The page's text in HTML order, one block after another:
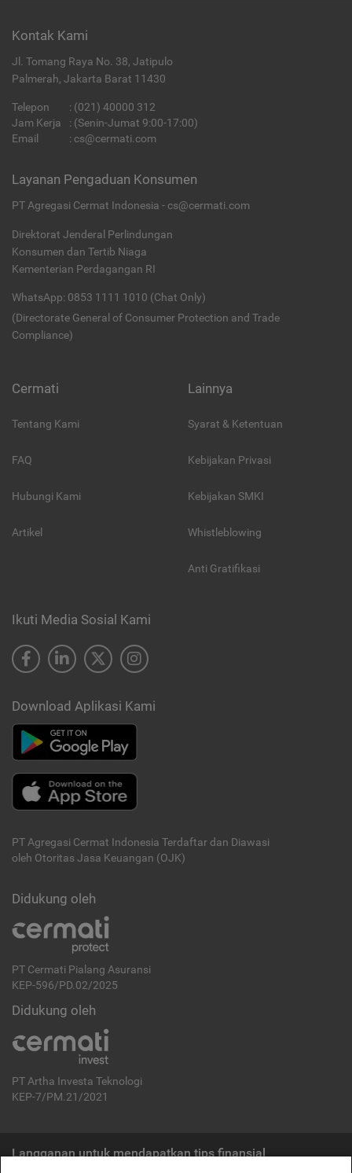
Kontak Kami
Jl. Tomang Raya No. 38, Jatipulo
Palmerah, Jakarta Barat 11430
Telepon : (021) 40000 312
Jam Kerja
: (Senin-Jumat 9:00-17:00)
Email
: cs@cermati.com
Layanan Pengaduan Konsumen
PT Agregasi Cermat Indonesia - cs@cermati.com
Direktorat Jenderal Perlindungan
Konsumen dan Tertib Niaga
Kementerian Perdagangan RI
WhatsApp: 0853 1111 1010 (Chat Only)
(Directorate General of Consumer Protection and Trade
Compliance)
Cermati
Tentang Kami
FAQ
Hubungi Kami
Artikel
Lainnya
Syarat & Ketentuan
Kebijakan Privasi
Kebijakan SMKI
Whistleblowing
Anti Gratifikasi
Ikuti Media Sosial Kami
Download Aplikasi Kami
PT Agregasi Cermat Indonesia Terdaftar dan Diawasi
oleh Otoritas Jasa Keuangan (OJK)
Didukung oleh
PT Cermati Pialang Asuransi
KEP-596/PD.02/2025
Didukung oleh
PT Artha Investa Teknologi
KEP-7/PM.21/2021
Langganan untuk mendapatkan tips finansial